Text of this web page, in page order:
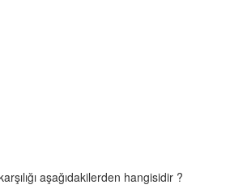
aşağıdakilerden hangisidir ?